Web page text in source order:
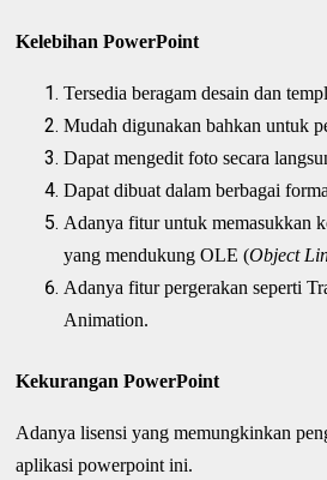
Kelebihan PowerPoint
Tersedia beragam desain dan
Mudah digunakan bahkan untuk
Dapat mengedit foto secara
Dapat dibuat dalam berbagai
Adanya fitur untuk memasukkan
yang mendukung OLE (Object
Adanya fitur pergerakan seperti
Animation.
Kekurangan PowerPoint
Adanya lisensi yang memungkinkan
aplikasi powerpoint ini.